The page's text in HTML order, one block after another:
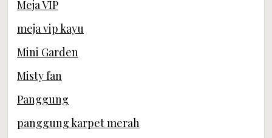
Meja VIP
meja vip kayu
Mini Garden
Misty fan
Panggung
panggung karpet merah